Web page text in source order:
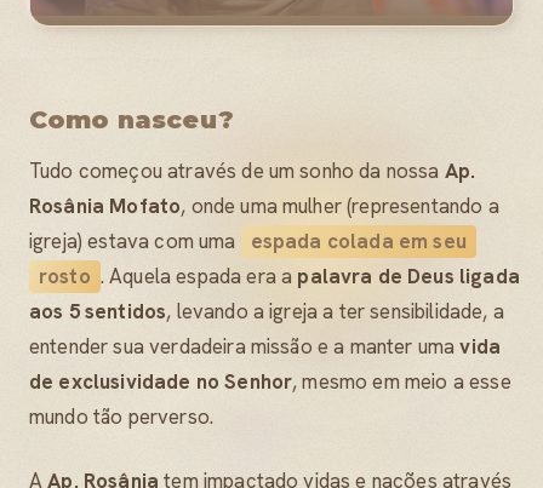
Como nasceu?
Tudo começou através de um sonho da nossa Ap.
Rosânia Mofato, onde uma mulher (representando a
igreja) estava com uma
espada colada em seu
rosto . Aquela espada era a palavra de Deus ligada
aos 5 sentidos, levando a igreja a ter sensibilidade, a
entender sua verdadeira missão e a manter umavida
de exclusividade no Senhor, mesmo em meio a esse
mundo tão perverso.
AAp. Rosânia tem impactado vidas e nações através